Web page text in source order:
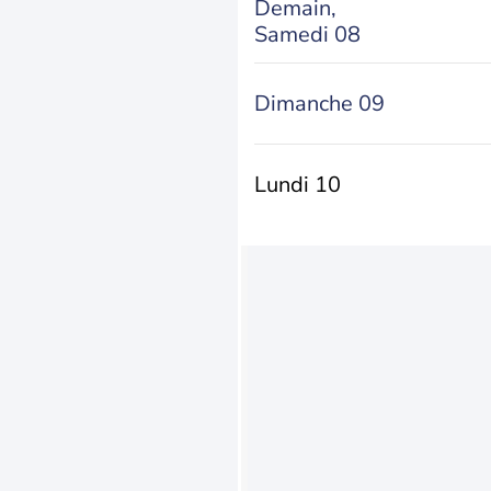
Demain,
Samedi 08
Dimanche 09
Lundi 10